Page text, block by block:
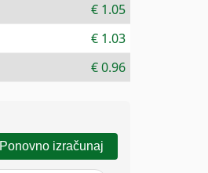
€ 1.05
€ 1.03
€0.96
Ponovno izračunaj